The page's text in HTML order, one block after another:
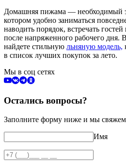
Домашняя пижама — необходимый
котором удобно заниматься
наводить порядок, встречать
после напряженного рабочего дня.
найдете стильную льняную модель,
в список лучших покупок за лето.
Мы в соц сетях
Остались вопросы?
Заполните форму ниже и мы
Имя